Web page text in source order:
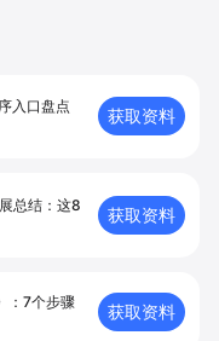
入口盘点
获取资料
总结：这8
获取资料
：7个步骤
获取资料